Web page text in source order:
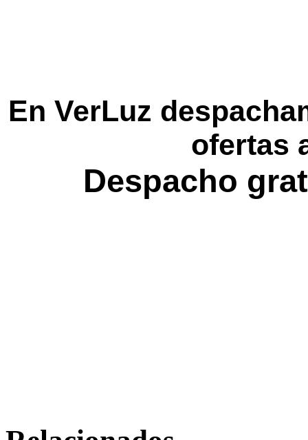
En VerLuz
ofertas
Despacho